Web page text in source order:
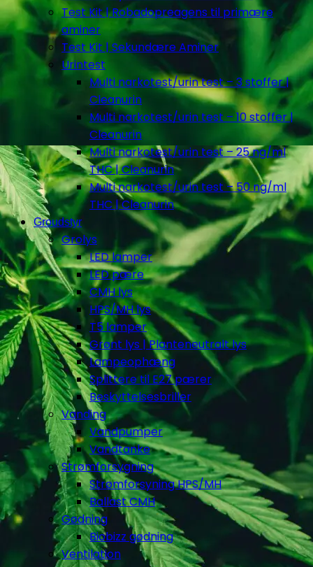
Test Kit | Robadopreagens til primære
aminer
Test Kit | Sekundære Aminer
Urintest
Multi narkotest/urin test – 3 stoffer |
Cleanurin
Multi narkotest/urin test – 10 stoffer |
Cleanurin
Multi narkotest/urin test – 25 ng/ml
THC | Cleanurin
Multi narkotest/urin test – 50 ng/ml
THC | Cleanurin
Groudstyr
Grolys
LED lamper
LED pære
CMH lys
HPS/MH lys
T5 lamper
Grønt lys | Planteneutralt lys
Lampeophæng
Splittere til E27 pærer
Beskyttelsesbriller
Vanding
Vandpumper
Vandtanke
Strømforsygning
Strømforsyning HPS/MH
Ballast CMH
Gødning
Biobizz gødning
Ventilation